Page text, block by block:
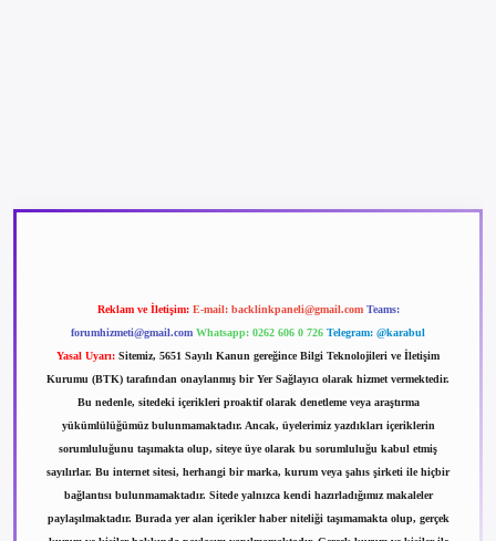
Reklam ve İletişim: E-mail: backlinkpaneli@gmail.com Teams:
forumhizmeti@gmail.com Whatsapp: 0262 606 0 726 Telegram: @karabul
Yasal Uyarı: Sitemiz, 5651 Sayılı Kanun gereğince Bilgi Teknolojileri ve İletişim
Kurumu (BTK) tarafından onaylanmış bir Yer Sağlayıcı olarak hizmet vermektedir.
Bu nedenle, sitedeki içerikleri proaktif olarak denetleme veya araştırma
yükümlülüğümüz bulunmamaktadır. Ancak, üyelerimiz yazdıkları içeriklerin
sorumluluğunu taşımakta olup, siteye üye olarak bu sorumluluğu kabul etmiş
sayılırlar. Bu internet sitesi, herhangi bir marka, kurum veya şahıs şirketi ile hiçbir
bağlantısı bulunmamaktadır. Sitede yalnızca kendi hazırladığımız makaleler
paylaşılmaktadır. Burada yer alan içerikler haber niteliği taşımamakta olup, gerçek